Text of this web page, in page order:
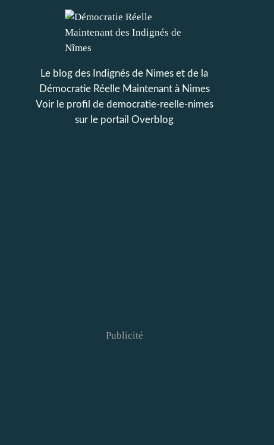
Le blog des Indignés de Nimes et de la
Démocratie Réelle Maintenant à Nimes
Voir le profil de democratie-reelle-nimes
sur le portail Overblog
Publicité